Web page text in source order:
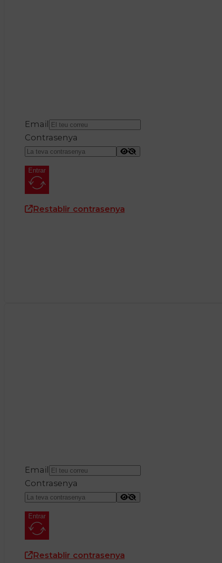
Email
Contrasenya
Entrar
Restablir contrasenya
Email
Contrasenya
Entrar
Restablir contrasenya